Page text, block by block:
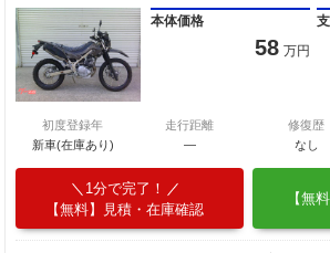
本体価格
58 万円
初度登録年
新車(在庫あり)
走行距離
―
修復歴
なし
1分で完了！
【無料】見積・在庫確認
【無